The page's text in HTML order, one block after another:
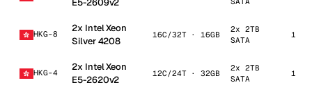
E5-2609v2
HKG-8
2x Intel Xeon
Silver 4208
16C/32T · 16GB
2x 2TB
SATA
1
HKG-4
2x Intel Xeon
E5-2620v2
12C/24T · 32GB
2x 2TB
SATA
1